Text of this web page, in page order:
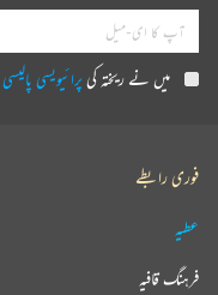
میں نے ریختہ کیپرائیویسی پالیسی
فوری رابطے
عطیہ
فرہنگ قافیہ